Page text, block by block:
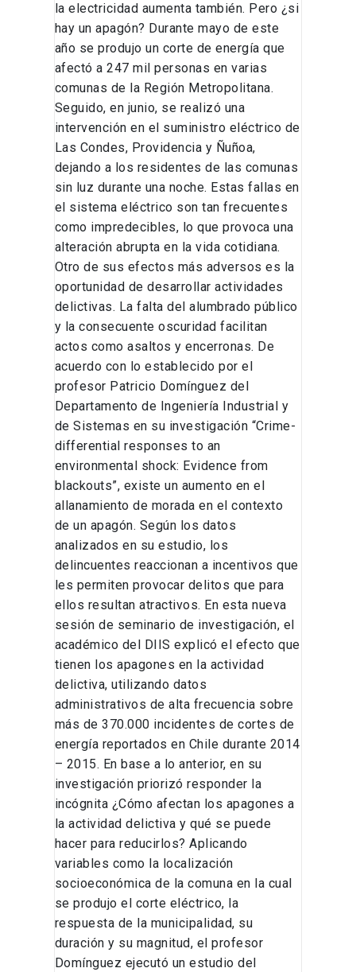
la electricidad aumenta también. Pero ¿si
hay un apagón? Durante mayo de este
año se produjo un corte de energía que
afectó a 247 mil personas en varias
comunas de la Región Metropolitana.
Seguido, en junio, se realizó una
intervención en el suministro eléctrico de
Las Condes, Providencia y Ñuñoa,
dejando a los residentes de las comunas
sin luz durante una noche. Estas fallas en
el sistema eléctrico son tan frecuentes
como impredecibles, lo que provoca una
alteración abrupta en la vida cotidiana.
Otro de sus efectos más adversos es la
oportunidad de desarrollar actividades
delictivas. La falta del alumbrado público
y la consecuente oscuridad facilitan
actos como asaltos y encerronas. De
acuerdo con lo establecido por el
profesor Patricio Domínguez del
Departamento de Ingeniería Industrial y
de Sistemas en su investigación “Crime-
differential responses to an
environmental shock: Evidence from
blackouts”, existe un aumento en el
allanamiento de morada en el contexto
de un apagón. Según los datos
analizados en su estudio, los
delincuentes reaccionan a incentivos que
les permiten provocar delitos que para
ellos resultan atractivos. En esta nueva
sesión de seminario de investigación, el
académico del DIIS explicó el efecto que
tienen los apagones en la actividad
delictiva, utilizando datos
administrativos de alta frecuencia sobre
más de 370.000 incidentes de cortes de
energía reportados en Chile durante 2014
– 2015. En base a lo anterior, en su
investigación priorizó responder la
incógnita ¿Cómo afectan los apagones a
la actividad delictiva y qué se puede
hacer para reducirlos? Aplicando
variables como la localización
socioeconómica de la comuna en la cual
se produjo el corte eléctrico, la
respuesta de la municipalidad, su
duración y su magnitud, el profesor
Domínguez ejecutó un estudio del